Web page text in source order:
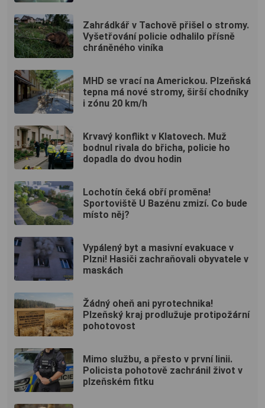
Zahrádkář v Tachově přišel o stromy.
Vyšetřování policie odhalilo přísně
chráněného viníka
MHD se vrací na Americkou. Plzeňská
tepna má nové stromy, širší chodníky
i zónu 20 km/h
Krvavý konflikt v Klatovech. Muž
bodnul rivala do břicha, policie ho
dopadla do dvou hodin
Lochotín čeká obří proměna!
Sportoviště U Bazénu zmizí. Co bude
místo něj?
Vypálený byt a masivní evakuace v
Plzni! Hasiči zachraňovali obyvatele v
maskách
Žádný oheň ani pyrotechnika!
Plzeňský kraj prodlužuje protipožární
pohotovost
Mimo službu, a přesto v první linii.
Policista pohotově zachránil život v
plzeňském fitku